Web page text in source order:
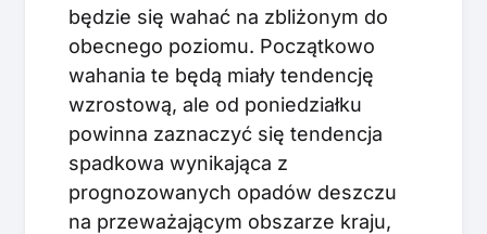
będzie się wahać na zbliżonym do
obecnego poziomu. Początkowo
wahania te będą miały tendencję
wzrostową, ale od poniedziałku
powinna zaznaczyć się tendencja
spadkowa wynikająca z
prognozowanych opadów deszczu
na przeważającym obszarze kraju,